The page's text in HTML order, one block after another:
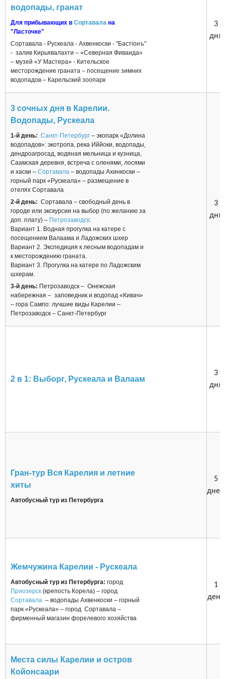
водопады, гранат
Для прибывающих в Сортавала на
"Ласточке"
Сортавала - Рускеала - Ахвенкоски - "Бастiонъ"
- залив Кирьявалахти – «Северная Фиваида»
– музей «У Мастера» - Кительское
месторождение граната – посещение зимних
водопадов – Карельский зоопарк
3
дня
3 сочных дня в Карелии.
Водопады, Рускеала
1-й день: Санкт-Петербург – экопарк «Долина
водопадов»: экотропа, река Иййоки, водопады,
дендроагросад, водяная мельница и кузница,
Саамская деревня, встреча с оленями, лосями
и хаски – Сортавала – водопады Ахинкоски –
горный парк «Рускеала» – размещение в
отелях Сортавала
2-й день: Сортавала – свободный день в
городе или экскурсии на выбор (по желанию за
доп. плату) – Петрозаводск:
Вариант 1. Водная прогулка на катере с
посещением Валаама и Ладожских шхер
Вариант 2. Экспедиция к лесным водопадам и
к месторождению граната.
Вариант 3. Прогулка на катере по Ладожским
шхерам.
3-й день: Петрозаводск – Онежская
набережная – заповедник и водопад «Кивач»
– гора Сампо: лучшие виды Карелии –
Петрозаводск – Санкт-Петербург
3
дня
2 в 1: Выборг, Рускеала и Валаам
3
дня
Гран-тур Вся Карелия и летние
хиты
Автобусный тур из Петербурга
5
дней
Жемчужина Карелии - Рускеала
Автобусный тур из Петербурга: город
Приозерск (крепость Корела) – город
Сортавала – водопады Ахвенкоски – горный
парк «Рускеала» – город Сортавала –
фирменный магазин форелевого хозяйства
1
день
Места силы Карелии и остров
Койонсаари